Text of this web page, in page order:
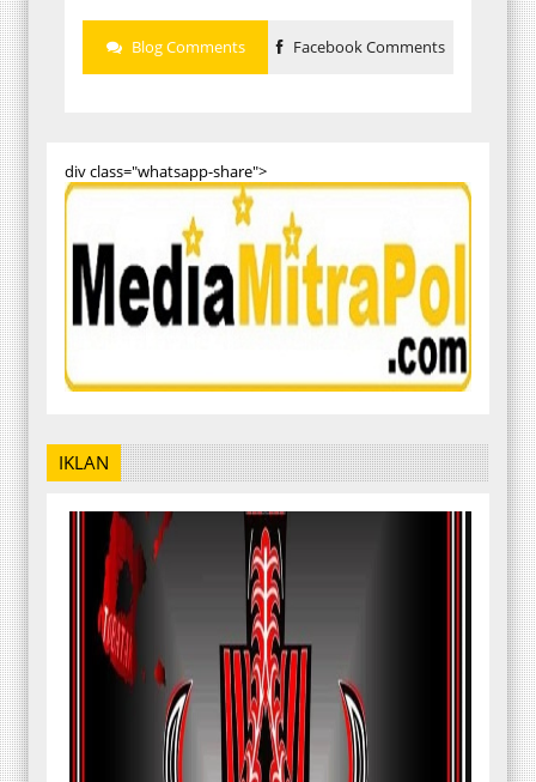
Blog Comments Facebook Comments
div class="whatsapp-share">
IKLAN